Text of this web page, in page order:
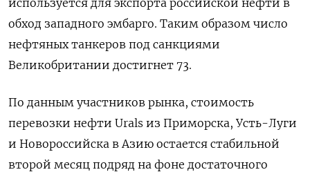
используется для экспорта российской нефти в
обход западного эмбарго. Таким образом число
нефтяных танкеров под санкциями
Великобритании достигнет 73.
По данным участников рынка, стоимость
перевозки нефти Urals из Приморска, Усть-Луги
и Новороссийска в Азию остается стабильной
второй месяц подряд на фоне достаточного